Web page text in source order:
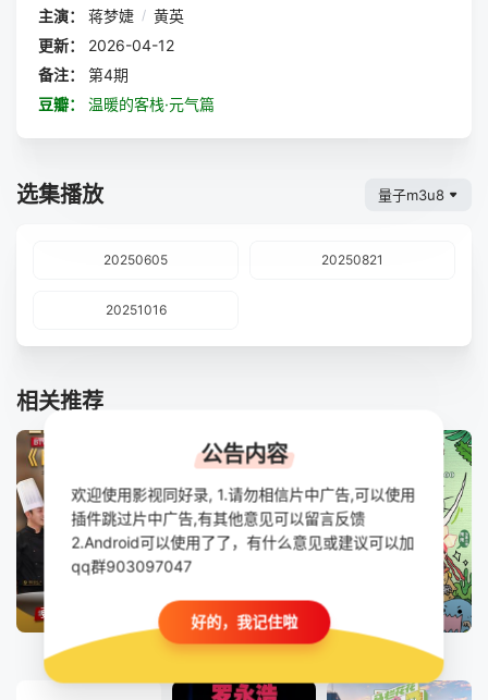
主演：
蒋梦婕 / 黄英
更新：
2026-04-12
备注：
第4期
豆瓣：
温暖的客栈·元气篇
选集播放 量子m3u8
20250605 20250821
20251016
相关推荐
更新至20260806期
暖暖的味道
更新至23期
陈鲁豫·慢谈 萌探奇遇记
公告内容
欢迎使用影视同好录, 1.请勿相信片中广告,可以使用
插件跳过片中广告,有其他意见可以留言反馈
2.Android可以使用了了，有什么意见或建议可以加
qq群903097047
好的，我记住啦